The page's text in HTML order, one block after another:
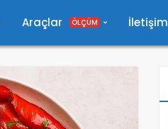
Araçlar ÖLÇÜM İletişim